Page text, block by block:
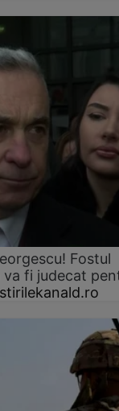
Fostul
fi judecat